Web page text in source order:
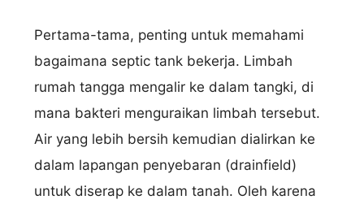
Pertama-tama, penting untuk memahami
bagaimana septic tank bekerja. Limbah
rumah tangga mengalir ke dalam tangki, di
mana bakteri menguraikan limbah tersebut.
Air yang lebih bersih kemudian dialirkan ke
dalam lapangan penyebaran (drainfield)
untuk diserap ke dalam tanah. Oleh karena